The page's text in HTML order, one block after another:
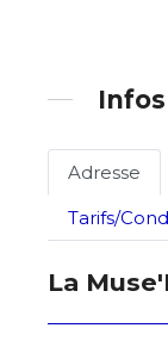
Nom
Prénom
Adresse
Tarifs/
La